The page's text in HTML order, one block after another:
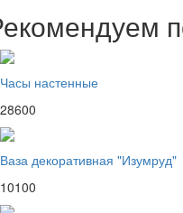
Часы настенные
28600
Ваза декоративная "Изумруд"
10100